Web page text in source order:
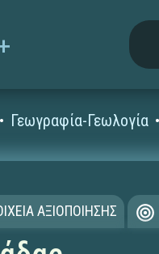
Γεωγραφία-Γεωλογία
ΑΞΙΟΠΟΙΗΣΗΣ